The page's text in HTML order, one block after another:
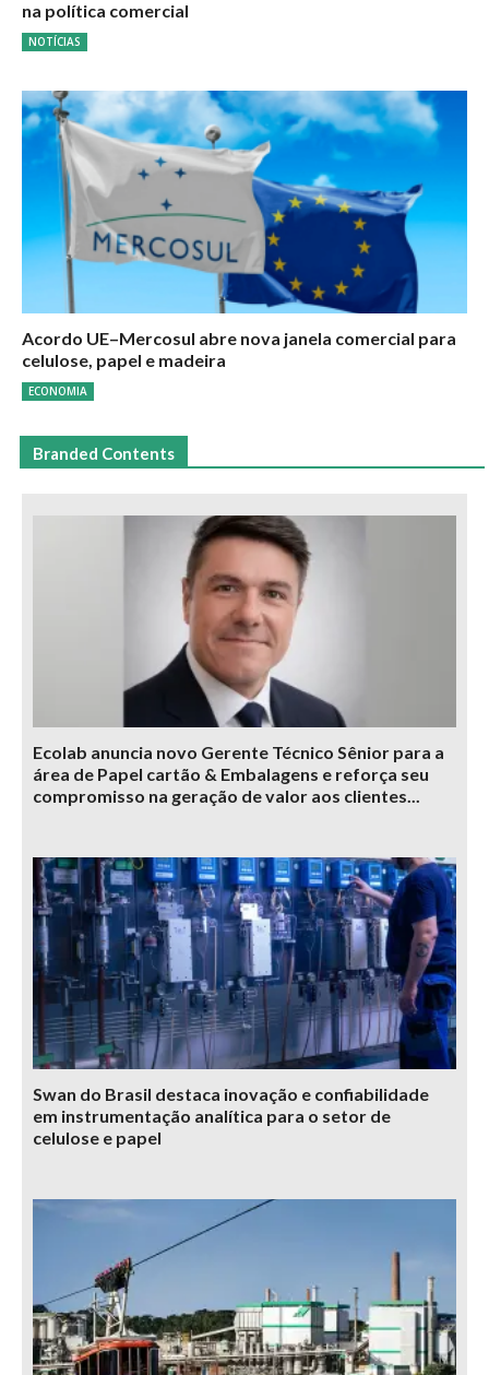
na política comercial
NOTÍCIAS
Acordo UE–Mercosul abre nova janela comercial para
celulose, papel e madeira
ECONOMIA
Branded Contents
Ecolab anuncia novo Gerente Técnico Sênior para a
área de Papel cartão & Embalagens e reforça seu
compromisso na geração de valor aos clientes...
Swan do Brasil destaca inovação e confiabilidade
em instrumentação analítica para o setor de
celulose e papel